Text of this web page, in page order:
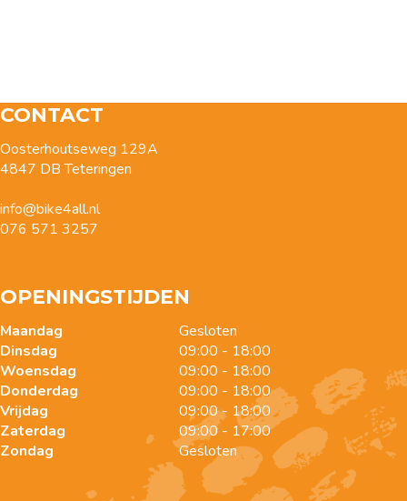
CONTACT
Oosterhoutseweg 129A
4847 DB Teteringen
info@bike4all.nl
076 571 3257
OPENINGSTIJDEN
Maandag
Dinsdag
Woensdag
Donderdag
Vrijdag
Zaterdag
Zondag
Gesloten
09:00 - 18:00
09:00 - 18:00
09:00 - 18:00
09:00 - 18:00
09:00 - 17:00
Gesloten